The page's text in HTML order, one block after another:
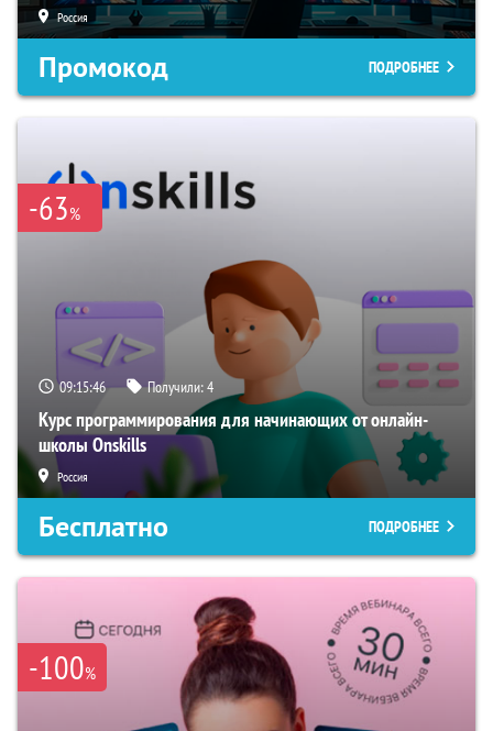
Россия
Промокод ПОДРОБНЕЕ
-63%
09:15:45 Получили:4
Курс программирования для начинающих от онлайн-
школы Onskills
Россия
Бесплатно ПОДРОБНЕЕ
-100%